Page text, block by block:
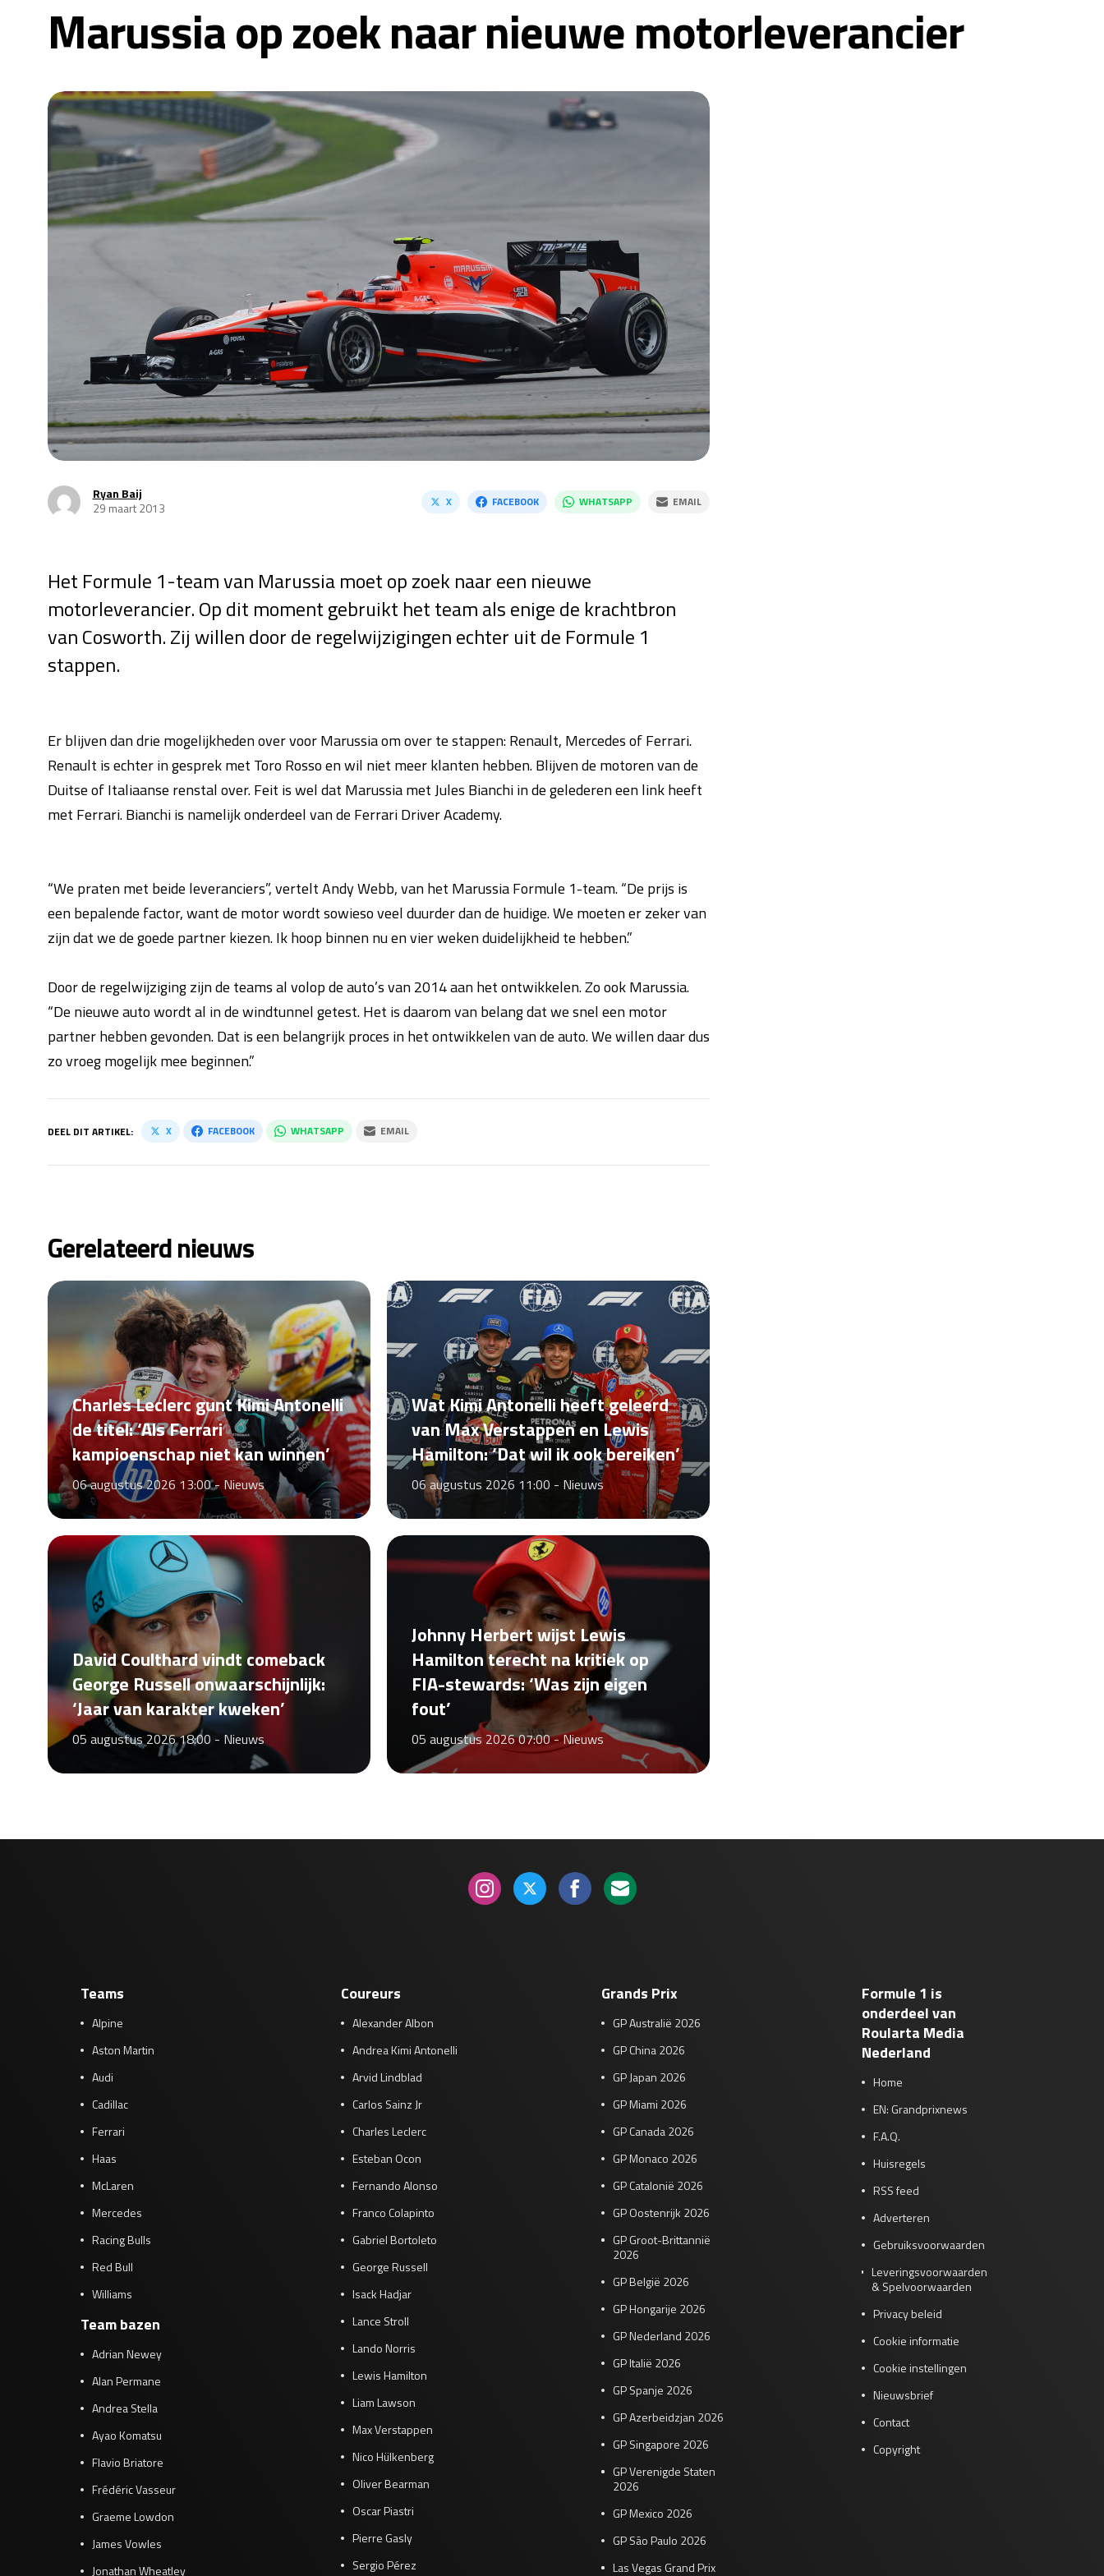
Marussia op zoek naar nieuwe motorleverancier
Ryan Baij
29 maart 2013
X FACEBOOK WHATSAPP EMAIL
Het Formule 1-team van Marussia moet op zoek naar een nieuwe
motorleverancier. Op dit moment gebruikt het team als enige de krachtbron
van Cosworth. Zij willen door de regelwijzigingen echter uit de Formule 1
stappen.
Er blijven dan drie mogelijkheden over voor Marussia om over te stappen: Renault, Mercedes of Ferrari.
Renault is echter in gesprek met Toro Rosso en wil niet meer klanten hebben. Blijven de motoren van de
Duitse of Italiaanse renstal over. Feit is wel dat Marussia met Jules Bianchi in de gelederen een link heeft
met Ferrari. Bianchi is namelijk onderdeel van de Ferrari Driver Academy.
“We praten met beide leveranciers”, vertelt Andy Webb, van het Marussia Formule 1-team. “De prijs is
een bepalende factor, want de motor wordt sowieso veel duurder dan de huidige. We moeten er zeker van
zijn dat we de goede partner kiezen. Ik hoop binnen nu en vier weken duidelijkheid te hebben.”
Door de regelwijziging zijn de teams al volop de auto’s van 2014 aan het ontwikkelen. Zo ook Marussia.
“De nieuwe auto wordt al in de windtunnel getest. Het is daarom van belang dat we snel een motor
partner hebben gevonden. Dat is een belangrijk proces in het ontwikkelen van de auto. We willen daar dus
zo vroeg mogelijk mee beginnen.”
DEEL DIT ARTIKEL: X FACEBOOK WHATSAPP EMAIL
Gerelateerd nieuws
Charles Leclerc gunt Kimi Antonelli
de titel: ‘Als Ferrari
kampioenschap niet kan winnen’
06 augustus 2026 13:00 -Nieuws
Wat Kimi Antonelli heeft geleerd
van Max Verstappen en Lewis
Hamilton: ‘Dat wil ik ook bereiken’
06 augustus 2026 11:00 - Nieuws
David Coulthard vindt comeback
George Russell onwaarschijnlijk:
‘Jaar van karakter kweken’
05 augustus 2026 18:00 -Nieuws
Johnny Herbert wijst Lewis
Hamilton terecht na kritiek op
FIA-stewards: ‘Was zijn eigen
fout’
05 augustus 2026 07:00 -Nieuws
Teams
Alpine
Aston Martin
Audi
Cadillac
Ferrari
Haas
McLaren
Mercedes
Racing Bulls
Red Bull
Williams
Team bazen
Adrian Newey
Alan Permane
Andrea Stella
Ayao Komatsu
Flavio Briatore
Frédéric Vasseur
Graeme Lowdon
James Vowles
Jonathan Wheatley
Coureurs
Alexander Albon
Andrea Kimi Antonelli
Arvid Lindblad
Carlos Sainz Jr
Charles Leclerc
Esteban Ocon
Fernando Alonso
Franco Colapinto
Gabriel Bortoleto
George Russell
Isack Hadjar
Lance Stroll
Lando Norris
Lewis Hamilton
Liam Lawson
Max Verstappen
Nico Hülkenberg
Oliver Bearman
Oscar Piastri
Pierre Gasly
Sergio Pérez
Grands Prix
GP Australië 2026
GP China 2026
GP Japan 2026
GP Miami 2026
GP Canada 2026
GP Monaco 2026
GP Catalonië 2026
GP Oostenrijk 2026
GP Groot-Brittannië
2026
GP België 2026
GP Hongarije 2026
GP Nederland 2026
GP Italië 2026
GP Spanje 2026
GP Azerbeidzjan 2026
GP Singapore 2026
GP Verenigde Staten
2026
GP Mexico 2026
GP São Paulo 2026
Las Vegas Grand Prix
Formule 1 is
onderdeel van
Roularta Media
Nederland
Home
EN: Grandprixnews
F.A.Q.
Huisregels
RSS feed
Adverteren
Gebruiksvoorwaarden
Leveringsvoorwaarden
& Spelvoorwaarden
Privacy beleid
Cookie informatie
Cookie instellingen
Nieuwsbrief
Contact
Copyright